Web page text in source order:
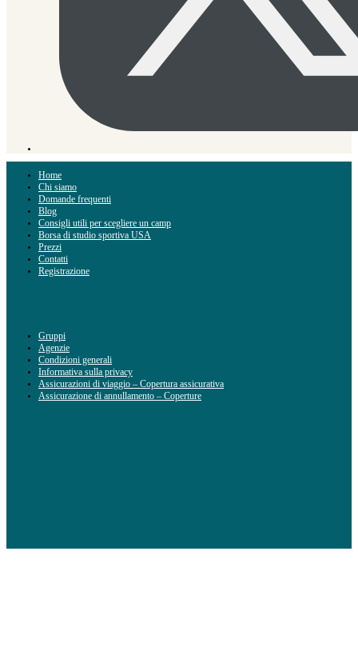
Home
Chi siamo
Domande frequenti
Blog
Consigli utili per scegliere un camp
Borsa di studio sportiva USA
Prezzi
Contatti
Registrazione
Gruppi
Agenzie
Condizioni generali
Informativa sulla privacy
Assicurazioni di viaggio – Copertura assicurativa
Assicurazione di annullamento – Coperture